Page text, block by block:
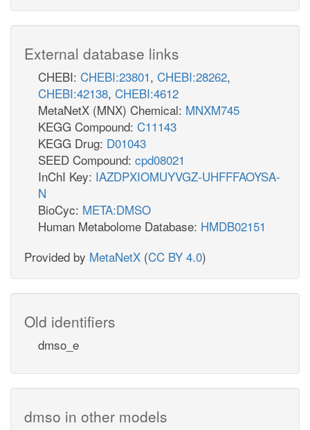
External database links
CHEBI: CHEBI:23801, CHEBI:28262,
CHEBI:42138, CHEBI:4612
MetaNetX (MNX) Chemical: MNXM745
KEGG Compound: C11143
KEGG Drug: D01043
SEED Compound: cpd08021
InChI Key: IAZDPXIOMUYVGZ-UHFFFAOYSA-
N
BioCyc: META:DMSO
Human Metabolome Database: HMDB02151
Provided by MetaNetX (CC BY 4.0)
Old identifiers
dmso_e
dmso in other models